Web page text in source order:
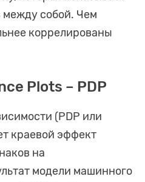
между собой. Чем
коррелированы
Plots – PDP
(PDP или
краевой эффект
на
модели машинного